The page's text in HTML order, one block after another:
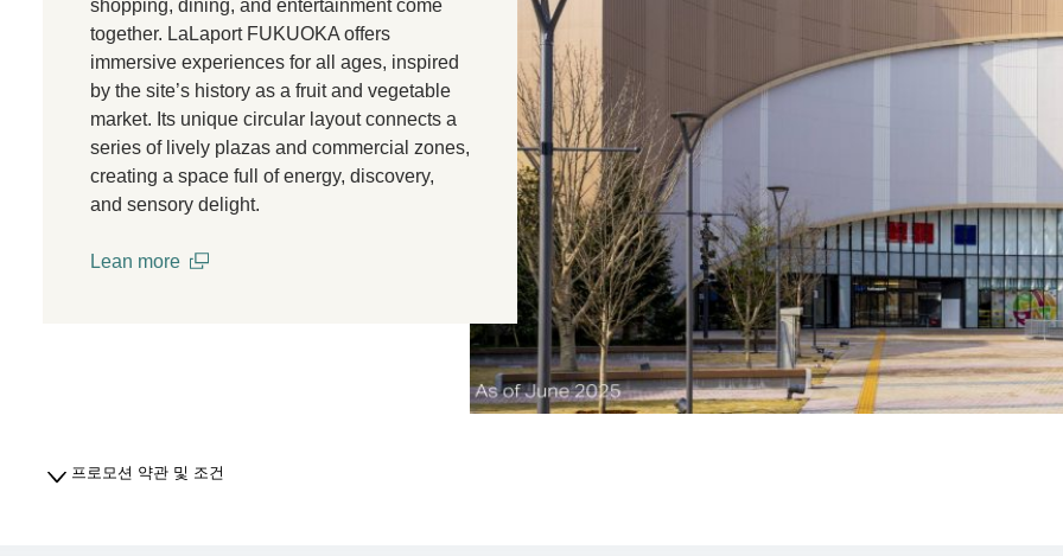
shopping, dining, and entertainment come
together. LaLaport FUKUOKA offers
immersive experiences for all ages, inspired
by the site’s history as a fruit and vegetable
market. Its unique circular layout connects a
series of lively plazas and commercial zones,
creating a space full of energy, discovery,
and sensory delight.
Lean more
프로모션 약관 및 조건